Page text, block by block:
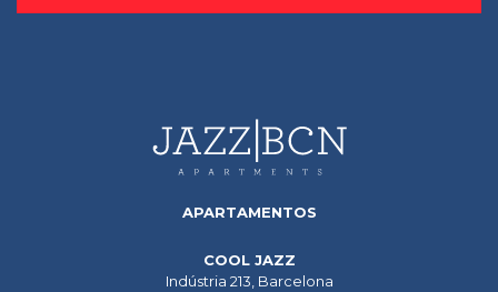
APARTAMENTOS
COOL JAZZ
Indústria 213, Barcelona